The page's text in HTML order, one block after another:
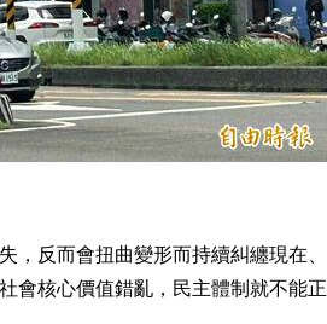
，反而會扭曲變形而持續糾纏現在、
會核心價值錯亂，民主體制就不能正